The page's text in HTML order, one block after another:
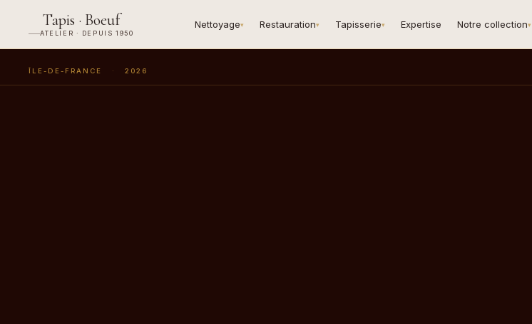
Tapis · Boeuf
ATELIER · DEPUIS 1950
Nettoyage▾ Restauration▾ Tapisserie▾ Expertise Notre collection▾
ÎLE-DE-FRANCE · 2026